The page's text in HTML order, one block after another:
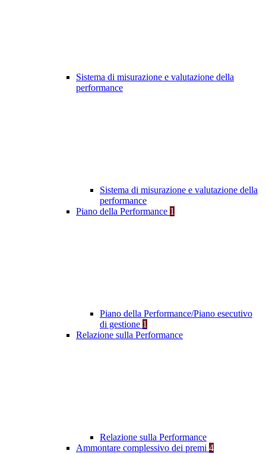
Sistema di misurazione e valutazione della
performance
Sistema di misurazione e valutazione della
performance
Piano della Performance 1
Piano della Performance/Piano esecutivo
di gestione 1
Relazione sulla Performance
Relazione sulla Performance
Ammontare complessivo dei premi 4